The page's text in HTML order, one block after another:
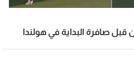
صافرة البداية في هولندا